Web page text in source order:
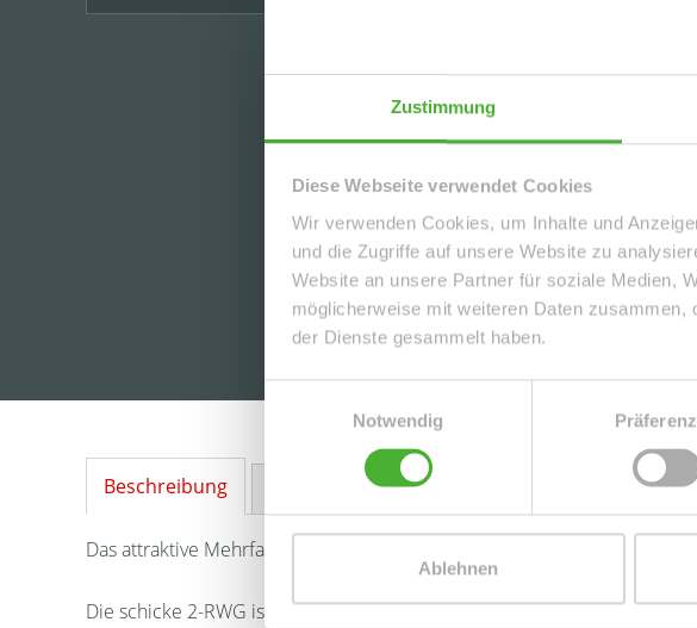
Zustimmung
Diese Webseite verwendet Cookies
Wir verwenden Cookies, um Inhalte und
und die Zugriffe auf unsere Website zu
Website an unsere Partner für soziale Medien,
möglicherweise mit weiteren Daten
der Dienste gesammelt haben.
Notwendig
Ablehnen
Details
Einheit-Nr.
Badezimmer
Ausstattung
Beschreibung Lage
Das attraktive Mehrfamilienhaus befindet sich in ruhiger Lage, im
Die schicke 2-RWG ist mit Fliesen-/ Laminatboden, einem Abstellraum,